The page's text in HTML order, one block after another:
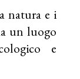
natura e i
un luogo
e